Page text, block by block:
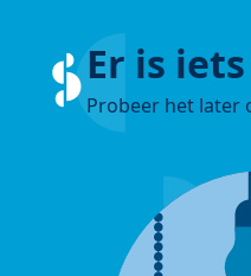
Er is
Probeer het later